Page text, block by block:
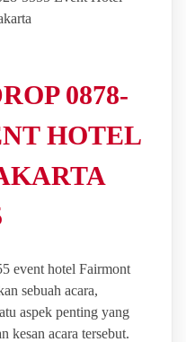
0878-
HOTEL
event hotel Fairmont
sebuah acara,
aspek penting yang
kesan acara tersebut.